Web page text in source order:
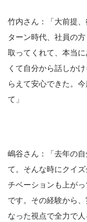
竹内さん：「大前提
ターン時代、社員の
取ってくれて、本当
くて自分から話しか
らえて安心できた。
て」
嶋谷さん：「去年の
て。そんな時にクイ
チベーションも上が
です。その経験から
なった視点で全力で